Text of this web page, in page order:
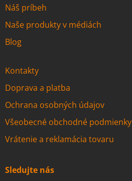
Náš príbeh
Naše produkty v médiách
Blog
Kontakty
Doprava a platba
Ochrana osobných údajov
Všeobecné obchodné podmienky
Vrátenie a reklamácia tovaru
Sledujte nás